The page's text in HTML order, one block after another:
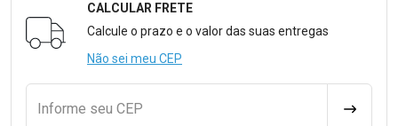
Formulário para Calcular o Frete
CALCULAR FRETE
Calcule o prazo e o valor das suas entregas
Não sei meu CEP
Informe seu CEP